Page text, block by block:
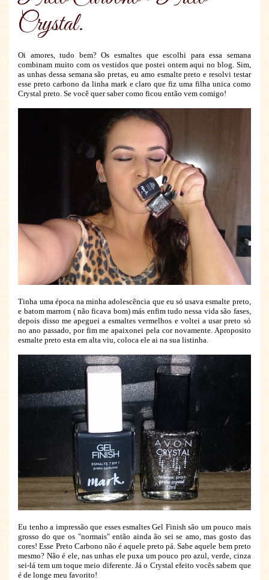
Crystal.
Oi amores, tudo bem? Os esmaltes que escolhi para essa semana
combinam muito com os vestidos que postei ontem aqui no blog. Sim,
as unhas dessa semana são pretas, eu amo esmalte preto e resolvi testar
esse preto carbono da linha mark e claro que fiz uma filha unica como
Crystal preto. Se você quer saber como ficou então vem comigo!
Tinha uma época na minha adolescência que eu só usava esmalte preto,
e batom marrom ( não ficava bom) más enfim tudo nessa vida são fases,
depois disso me apeguei a esmaltes vermelhos e voltei a usar preto só
no ano passado, por fim me apaixonei pela cor novamente. Aproposito
esmalte preto esta em alta viu, coloca ele ai na sua listinha.
Eu tenho a impressão que esses esmaltes Gel Finish são um pouco mais
grosso do que os "normais" então ainda ão sei se amo, mas gosto das
cores! Esse Preto Carbono não é aquele preto pá. Sabe aquele bem preto
mesmo? Não é ele, nas unhas ele puxa um pouco pro azul, verde, cinza
sei-lá tem um toque meio diferente. Já o Crystal efeito vocês sabem que
é de longe meu favorito!